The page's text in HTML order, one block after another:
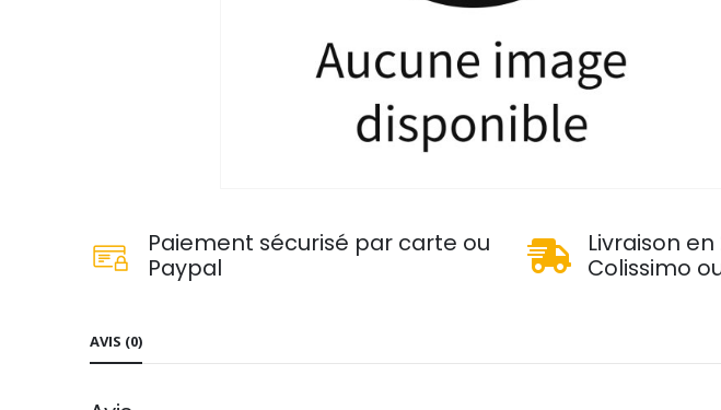
Paiement sécurisé par carte ou
Paypal
Livraison
Colissimo
AVIS (0)